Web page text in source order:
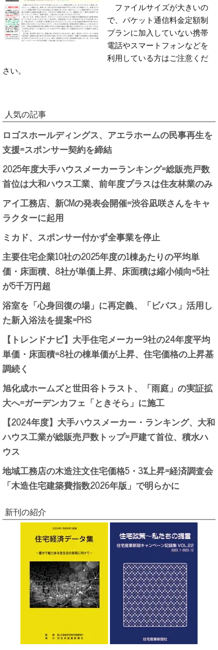
ファイルサイズが大きいの
で、パケット通信料金定額制
プランに加入していない携帯
電話やスマートフォンなどを
利用している方はご注意くだ
さい。
人気の記事
ロゴスホールディングス、アエラホームの民事再生を
支援=スポンサー契約を締結
2025年度大手ハウスメーカーランキング=総販売戸数
首位は大和ハウス工業、前年度プラスは住友林業のみ
アイ工務店、新CMの発表会開催=渋谷凪咲さんをキャ
ラクターに起用
ミカド、スポンサー付かず全事業を停止
主要住宅企業10社の2025年度の1棟あたりの平均単
価・床面積、8社が単価上昇、床面積は縮小傾向=5社
が5千万円超
浴室を「心身回復の場」に再定義、「ビバス」活用し
た新入浴法を提案=PHS
【トレンドナビ】大手住宅メーカー9社の24年度平均
単価・床面積=8社の棟単価が上昇、住宅価格の上昇基
調続く
旭化成ホームズと世田谷トラスト、「雨庭」の実証拡
大へ=ガーデンカフェ「ときそら」に施工
【2024年度】大手ハウスメーカー・ランキング、大和
ハウス工業が総販売戸数トップ=戸建て首位、積水ハ
ウス
地域工務店の木造注文住宅価格5・3%上昇=経済調査会
「木造住宅建築費指数2026年版」で明らかに
新刊の紹介